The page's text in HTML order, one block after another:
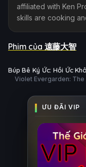
affiliated with Ken
skills are cooking
Phim của 遠藤大智
HD
Búp Bê Ký Ức: Hồi Ức
Quên
Violet Evergarden: The